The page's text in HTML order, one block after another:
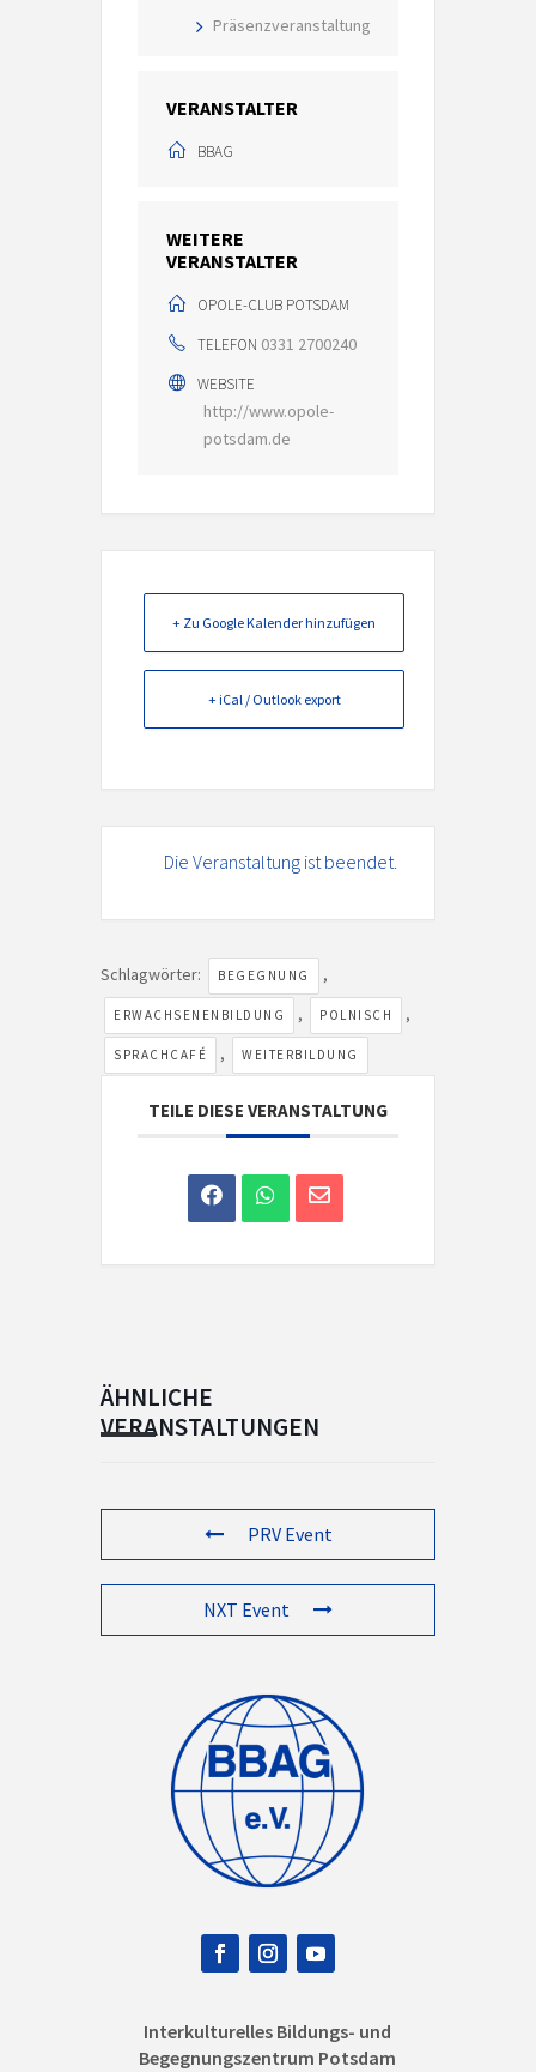
Präsenzveranstaltung
VERANSTALTER
BBAG
WEITERE
VERANSTALTER
OPOLE-CLUB POTSDAM
TELEFON 0331 2700240
WEBSITE
http://www.opole-
potsdam.de
+ Zu Google Kalender hinzufügen
+ iCal / Outlook export
Die Veranstaltung ist beendet.
Schlagwörter: BEGEGNUNG ,
ERWACHSENENBILDUNG , POLNISCH ,
SPRACHCAFÉ , WEITERBILDUNG
TEILE DIESE VERANSTALTUNG
ÄHNLICHE
VERANSTALTUNGEN
PRV Event
NXT Event
Interkulturelles Bildungs- und
Begegnungszentrum Potsdam